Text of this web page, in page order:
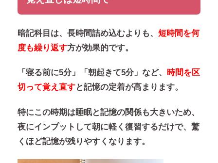
暗記科目は、長時間詰め込むよりも、 短時間を何
度も繰り返す方が効果的です。
「寝る前に5分」「朝起きて5分」など、 時間を区
切って覚え直すと記憶の定着が高まります。
特にこの時期は睡眠と記憶の関係も大きいため、
夜にインプットして朝に軽く復習するだけで、驚
くほど記憶が残りやすくなります。